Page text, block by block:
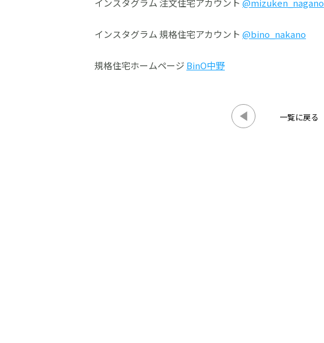
インスタグラム 注文住宅アカウント @mizuken_nagano
インスタグラム 規格住宅アカウント @bino_nakano
規格住宅ホームページ BinO中野
一覧に戻る